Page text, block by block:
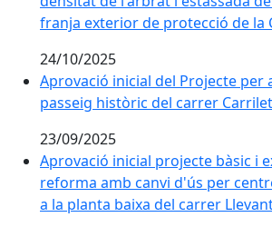
franja exterior de protecció de la
24/10/2025
Aprovació inicial del Projecte per
passeig històric del carrer Carrilet
23/09/2025
Aprovació inicial projecte bàsic i
reforma amb canvi d'ús per
a la planta baixa del carrer